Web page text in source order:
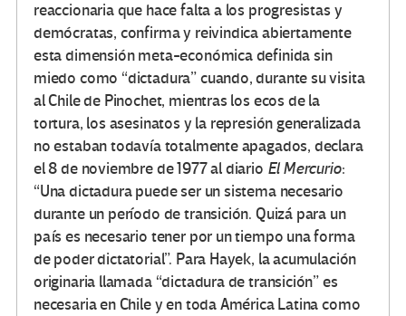
reaccionaria que hace falta a los progresistas y
demócratas, confirma y reivindica abiertamente
esta dimensión meta-económica definida sin
miedo como “dictadura” cuando, durante su visita
al Chile de Pinochet, mientras los ecos de la
tortura, los asesinatos y la represión generalizada
no estaban todavía totalmente apagados, declara
el 8 de noviembre de 1977 al diario El Mercurio:
“Una dictadura puede ser un sistema necesario
durante un período de transición. Quizá para un
país es necesario tener por un tiempo una forma
de poder dictatorial”. Para Hayek, la acumulación
originaria llamada “dictadura de transición” es
necesaria en Chile y en toda América Latina como